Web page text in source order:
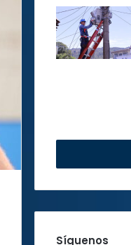
Síguenos